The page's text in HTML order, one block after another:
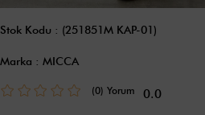
Stok Kodu (251851M KAP-01)
Marka : MICCA
(0) 0.0